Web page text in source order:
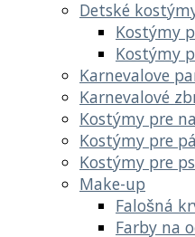
Detské
Kostýmy
Kostýmy
Karnevalove
Karnevalové
Kostýmy pre
Kostýmy pre
Kostýmy pre
Make-up
Falošná
Farby na